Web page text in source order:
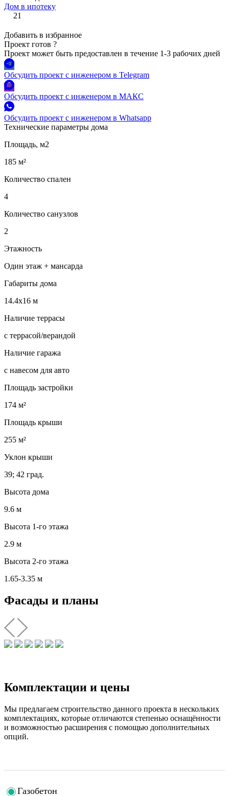
Дом в ипотеку
21
Добавить в избранное
Проект готов ?
Проект может быть предоставлен в течение 1-3 рабочих дней
Обсудить проект с инженером в Telegram
Обсудить проект с инженером в МАКС
Обсудить проект с инженером в Whatsapp
Технические параметры дома
Площадь, м2
185 м²
Количество спален
4
Количество санузлов
2
Этажность
Один этаж + мансарда
Габариты дома
14.4х16 м
Наличие террасы
с террасой/верандой
Наличие гаража
с навесом для авто
Площадь застройки
174 м²
Площадь крыши
255 м²
Уклон крыши
39; 42 град.
Высота дома
9.6 м
Высота 1-го этажа
2.9 м
Высота 2-го этажа
1.65-3.35 м
Фасады и планы
Комплектации и цены
Мы предлагаем строительство данного проекта в нескольких
комплектациях, которые отличаются степенью оснащённости
и возможностью расширения с помощью дополнительных
опций.
Газобетон